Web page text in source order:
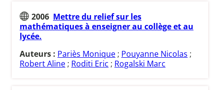
2006 Mettre du relief sur les
mathématiques à enseigner au collège et au
lycée.
Auteurs : Pariès Monique ; Pouyanne Nicolas ;
Robert Aline ; Roditi Eric ; Rogalski Marc